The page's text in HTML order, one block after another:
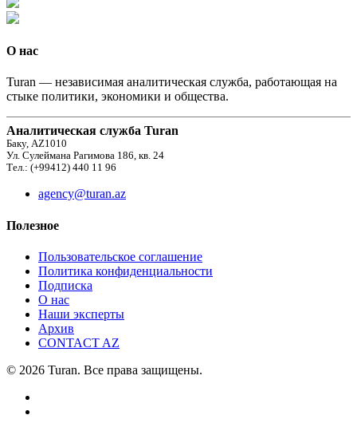
О нас
Turan — независимая аналитическая служба, работающая на
стыке политики, экономики и общества.
Аналитическая служба Turan
Баку, AZ1010
Ул. Сулеймана Рагимова 186, кв. 24
Тел.: (+99412) 440 11 96
agency@turan.az
Полезное
Пользовательское соглашение
Политика конфиденциальности
Подписка
О нас
Наши эксперты
Архив
CONTACT AZ
© 2026 Turan. Все права защищены.